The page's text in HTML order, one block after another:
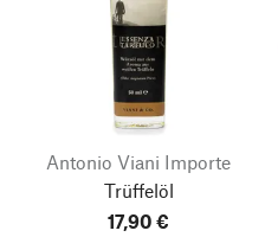
Antonio Viani Importe
Trüffelöl
17,90 €